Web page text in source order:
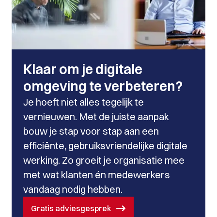
Klaar om je digitale
omgeving te verbeteren?
Je hoeft niet alles tegelijk te
vernieuwen. Met de juiste aanpak
bouw je stap voor stap aan een
efficiënte, gebruiksvriendelijke digitale
werking. Zo groeit je organisatie mee
met wat klanten én medewerkers
vandaag nodig hebben.
Gratis adviesgesprek